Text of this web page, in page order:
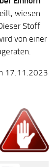
wiesen
Stoff
von einer
17.11.2023